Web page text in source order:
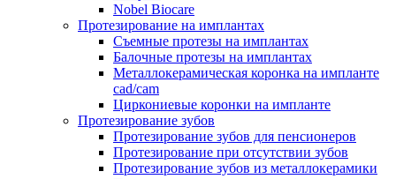
Nobel Biocare
Протезирование на имплантах
Съемные протезы на имплантах
Балочные протезы на имплантах
Металлокерамическая коронка на импланте
cad/cam
Циркониевые коронки на импланте
Протезирование зубов
Протезирование зубов для пенсионеров
Протезирование при отсутствии зубов
Протезирование зубов из металлокерамики